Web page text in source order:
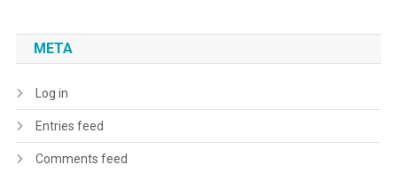
META
Log in
Entries feed
Comments feed